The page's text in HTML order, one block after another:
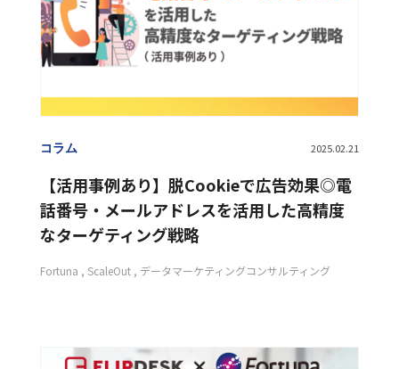
コラム 2025.02.21
【活用事例あり】脱Cookieで広告効果◎電
話番号・メールアドレスを活用した高精度
なターゲティング戦略
Fortuna ScaleOut データマーケティングコンサルティング